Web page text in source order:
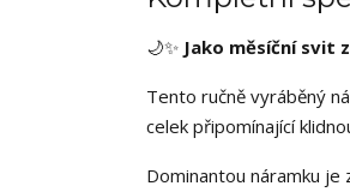
🌙✨ Jako měsíční svit
Tento ručně vyráběný
celek připomínající
Dominantou náramku